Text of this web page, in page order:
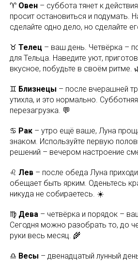
♈ Овен – суббота тянет к
просит остановиться и подумать.
сделайте одно дело, но сделайте
♉ Телец – ваш день. Четвёрка –
для Тельца. Наведите уют,
вкусное, побудьте в своём ритме.
♊ Близнецы – после вчерашней
утихла, и это нормально.
перезагрузка. 💬
♋ Рак – утро ещё ваше, Луна
знаком. Используйте первую
решений – вечером настроение
♌ Лев – после обеда Луна
обещает быть ярким. Оденьтесь
никуда не собираетесь. ☀️
♍ Дева – четвёрка и порядок –
Сегодня можно разобрать то, до
руки весь месяц. 🌾
♎ Весы – двенадцатый лунный